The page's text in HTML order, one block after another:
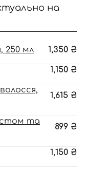
на
250 мл 1,350 ₴
1,150 ₴
1,615 ₴
та
899 ₴
1,150 ₴